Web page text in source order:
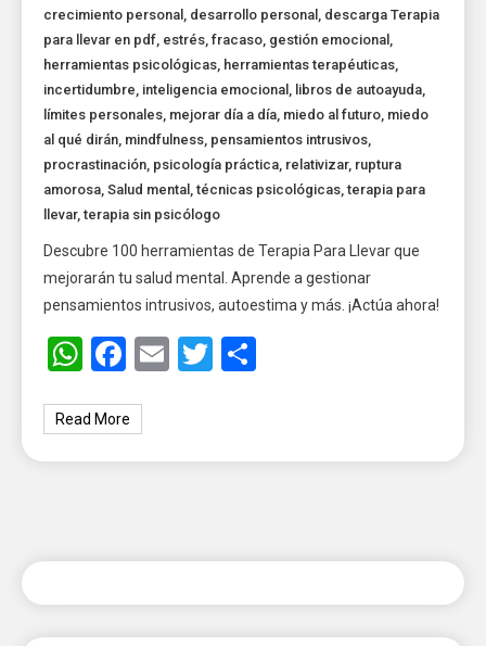
crecimiento personal , desarrollo personal , descarga Terapia
para llevar en pdf, estrés,fracaso, gestión emocional ,
herramientas psicológicas, herramientas terapéuticas,
incertidumbre, inteligencia emocional , libros de autoayuda,
límites personales, mejorar día a día, miedo al futuro, miedo
al qué dirán, mindfulness, pensamientos intrusivos,
procrastinación, psicología práctica, relativizar, ruptura
amorosa,Salud mental ,técnicas psicológicas,terapia para
llevar,terapia sin psicólogo
Descubre 100 herramientas de Terapia Para Llevar que
mejorarán tu salud mental. Aprende a gestionar
pensamientos intrusivos, autoestima y más. ¡Actúa ahora!
WhatsApp
Facebook
EmailTwitter
Read More